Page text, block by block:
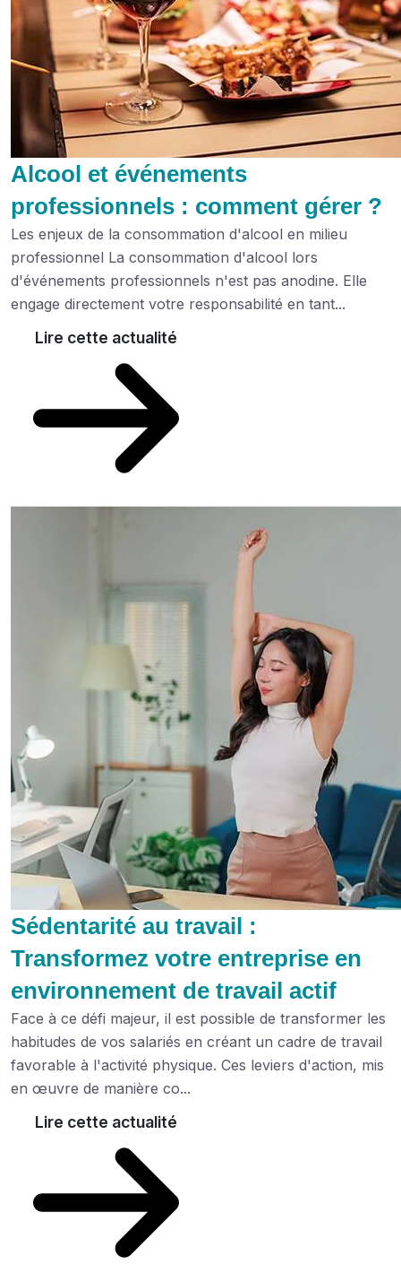
Alcool et événements
professionnels : comment gérer ?
Les enjeux de la consommation d'alcool en milieu
professionnel La consommation d'alcool lors
d'événements professionnels n'est pas anodine. Elle
engage directement votre responsabilité en tant...
Lire cette actualité
Sédentarité au travail :
Transformez votre entreprise en
environnement de travail actif
Face à ce défi majeur, il est possible de transformer les
habitudes de vos salariés en créant un cadre de travail
favorable à l'activité physique. Ces leviers d'action, mis
en œuvre de manière co...
Lire cette actualité